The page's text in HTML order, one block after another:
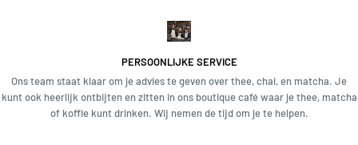
PERSOONLIJKE SERVICE
Ons team staat klaar om je advies te geven over thee, chai, en matcha. Je
kunt ook heerlijk ontbijten en zitten in ons boutique café waar je thee, matcha
of koffie kunt drinken. Wij nemen de tijd om je te helpen.